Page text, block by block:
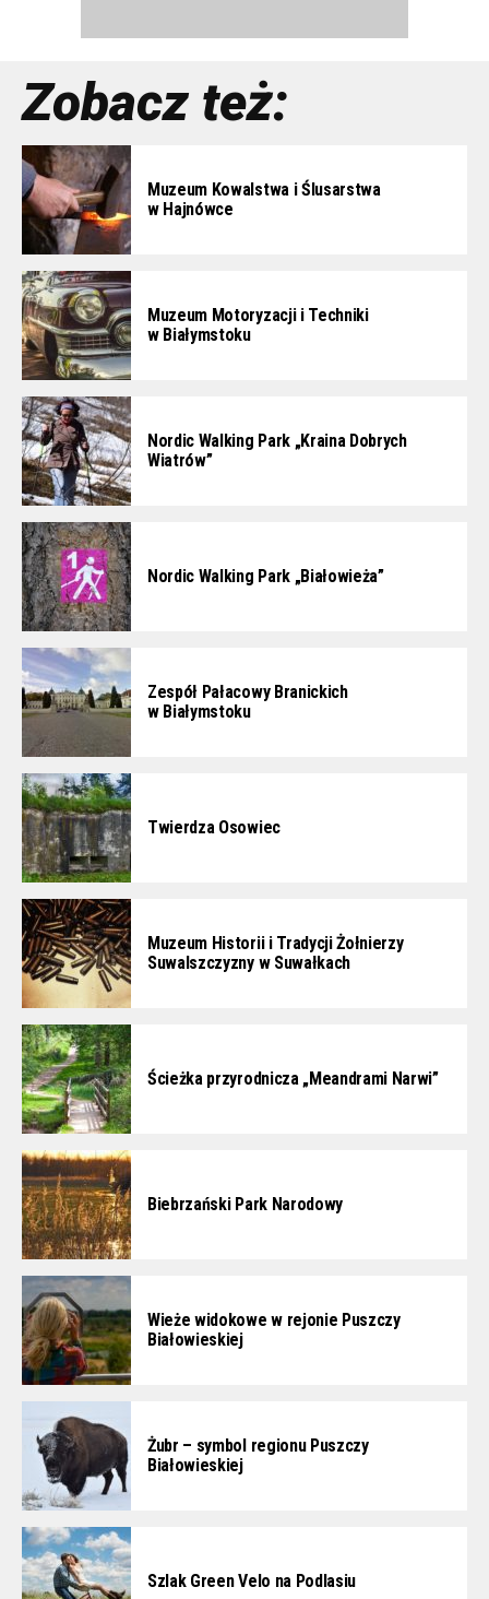
Zobacz też:
Muzeum Kowalstwa i Ślusarstwa
w Hajnówce
Muzeum Motoryzacji i Techniki
w Białymstoku
Nordic Walking Park „Kraina Dobrych
Wiatrów”
Nordic Walking Park „Białowieża”
Zespół Pałacowy Branickich
w Białymstoku
Twierdza Osowiec
Muzeum Historii i Tradycji Żołnierzy
Suwalszczyzny w Suwałkach
Ścieżka przyrodnicza „Meandrami Narwi”
Biebrzański Park Narodowy
Wieże widokowe w rejonie Puszczy
Białowieskiej
Żubr – symbol regionu Puszczy
Białowieskiej
Szlak Green Velo na Podlasiu